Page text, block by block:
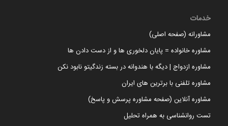
خدمات
مشاورانه (صفحه اصلی)
مشاوره خانواده = پایان دلخوری ها و از دست دادن ها
مشاوره ازدواج | دیگه با هندوانه در بسته زندگیتو نابود نکن
مشاوره تلفنی با برترین های ایران
مشاوره آنلاین (صفحه مشاوره پرسش و پاسخ)
تست روانشناسی به همراه تحلیل